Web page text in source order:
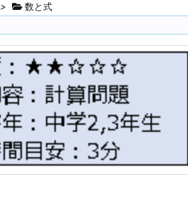
> 数と式